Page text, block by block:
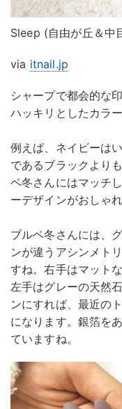
Sleep (自由が丘＆中
via itnail.jp
シャープで都会的な
ハッキリとしたカラ
例えば、ネイビーは
であるブラックより
ベ冬さんにはマッチ
ーデザインがおしゃ
ブルベ冬さんには、
ンが違うアシンメト
すね。右手はマット
左手はグレーの天然
ンにすれば、最近の
になります。銀箔を
ていますね。